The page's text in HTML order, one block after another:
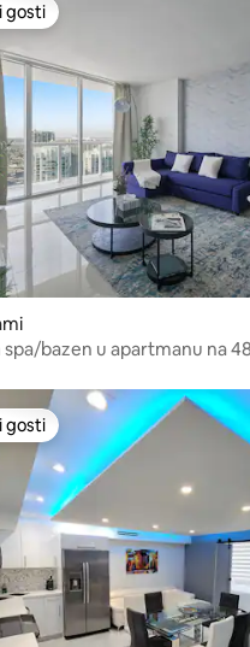
gosti
gosti
spa/bazen u apartmanu na
gosti
gosti